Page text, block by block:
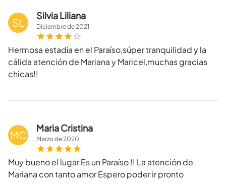
SL
Silvia Liliana
Diciembrede2021
Hermosa estadía en el Paraíso,súper tranquilidad y la
cálida atención de Mariana y Maricel,muchas gracias
chicas!!
MC
Maria Cristina
Marzode2020
Muy bueno el lugar Es un Paraíso !! La atención de
Mariana con tanto amor Espero poder ir pronto